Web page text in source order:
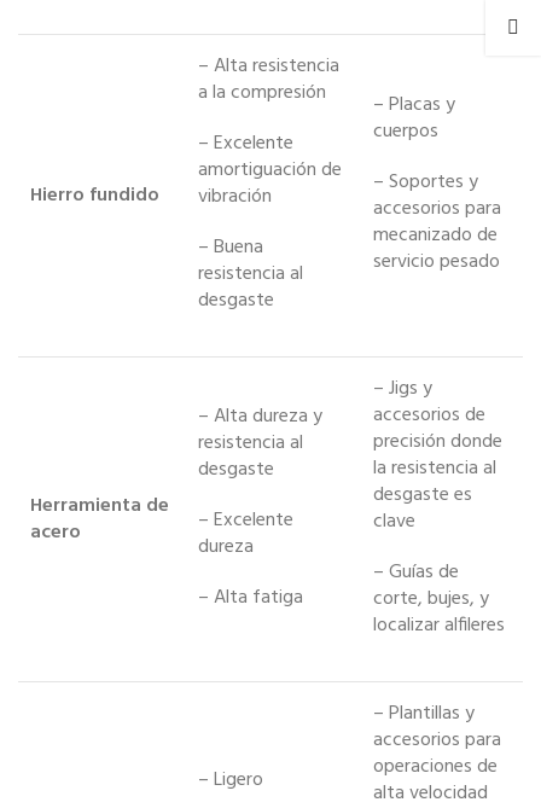
Hierro fundido
– Alta resistencia
a la compresión
– Excelente
amortiguación de
vibración
– Buena
resistencia al
desgaste
– Placas y
cuerpos
– Soportes y
accesorios para
mecanizado de
servicio pesado
Herramienta de
acero
– Alta dureza y
resistencia al
desgaste
– Excelente
dureza
– Alta fatiga
– Jigs y
accesorios de
precisión donde
la resistencia al
desgaste es
clave
– Guías de
corte, bujes, y
localizar alfileres
– Ligero
– Plantillas y
accesorios para
operaciones de
alta velocidad